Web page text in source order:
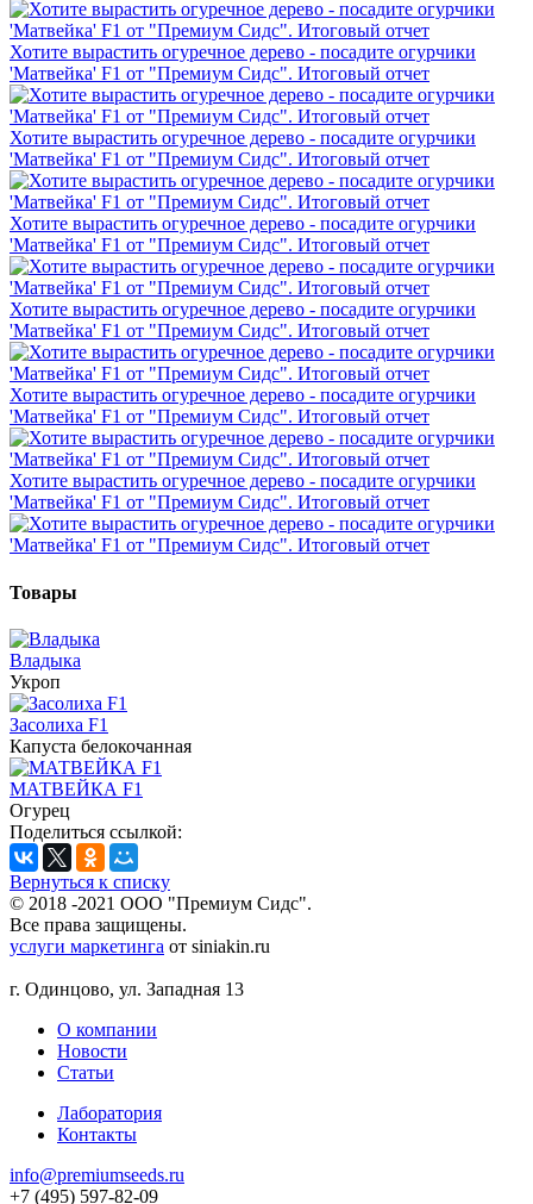
Хотите вырастить огуречное дерево - посадите огурчики
'Матвейка' F1 от "Премиум Сидс". Итоговый отчет
Хотите вырастить огуречное дерево - посадите огурчики
'Матвейка' F1 от "Премиум Сидс". Итоговый отчет
Хотите вырастить огуречное дерево - посадите огурчики
'Матвейка' F1 от "Премиум Сидс". Итоговый отчет
Хотите вырастить огуречное дерево - посадите огурчики
'Матвейка' F1 от "Премиум Сидс". Итоговый отчет
Хотите вырастить огуречное дерево - посадите огурчики
'Матвейка' F1 от "Премиум Сидс". Итоговый отчет
Хотите вырастить огуречное дерево - посадите огурчики
'Матвейка' F1 от "Премиум Сидс". Итоговый отчет
Товары
Владыка
Укроп
Засолиха F1
Капуста белокочанная
МАТВЕЙКА F1
Огурец
Поделиться ссылкой:
Вернуться к списку
© 2018 -2021 ООО "Премиум Сидс".
Все права защищены.
услуги маркетинга от siniakin.ru
г. Одинцово, ул. Западная 13
О компании
Новости
Статьи
Лаборатория
Контакты
info@premiumseeds.ru
+7 (495) 597-82-09